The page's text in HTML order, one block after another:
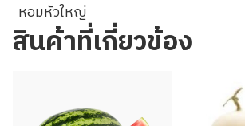
หอมหัวใหญ่
สินค้าที่เกี่ยวข้อง